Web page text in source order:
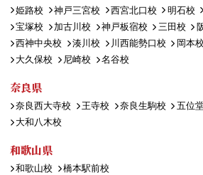
姫路校 神戸三宮校 西宮北口校 明石校
宝塚校
加古川校 神戸板宿校 三田校
西神中央校
湊川校 川西能勢口校 岡本校
大久保校
尼崎校 名谷校
奈良県
奈良西大寺校 王寺校 奈良生駒校 五位
大和八木校
和歌山県
和歌山校 橋本駅前校